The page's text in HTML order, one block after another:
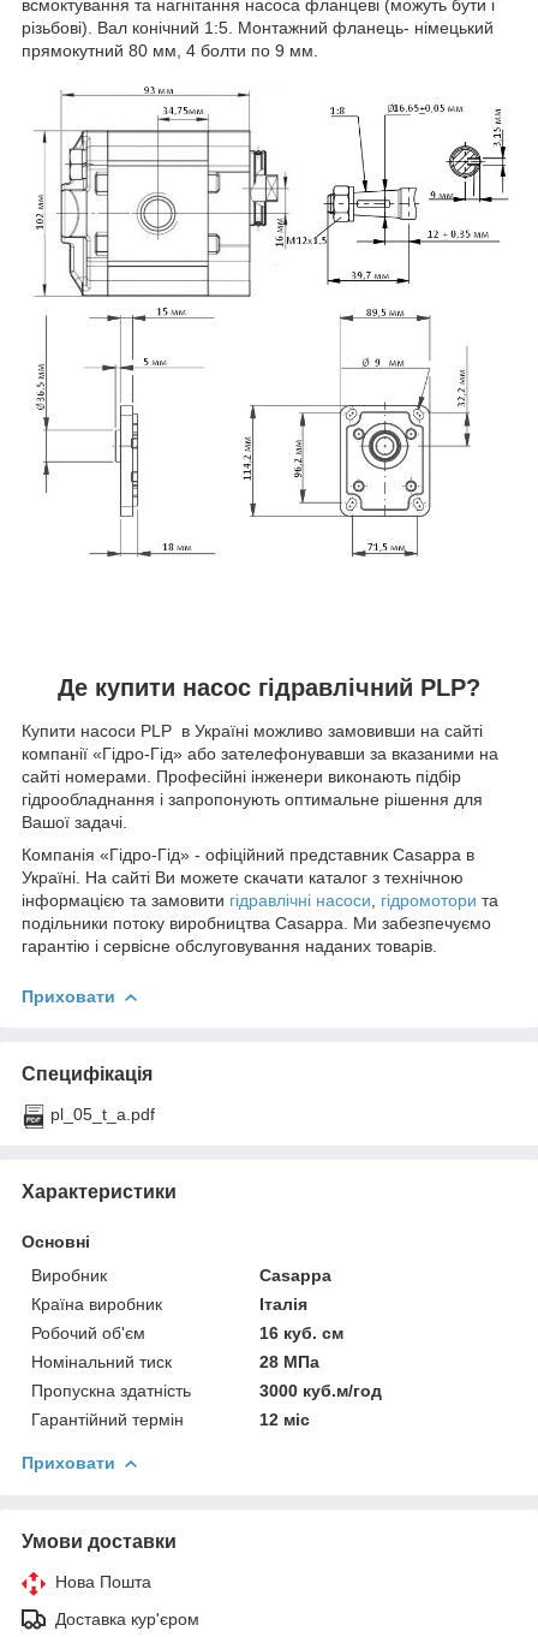
всмоктування та нагнітання насоса фланцеві (можуть бути і
різьбові). Вал конічний 1:5. Монтажний фланець- німецький
прямокутний 80 мм, 4 болти по 9 мм.
Де купити насос гідравлічний PLP?
Купити насоси PLP в Україні можливо замовивши на сайті
компанії «Гідро-Гід» або зателефонувавши за вказаними на
сайті номерами. Професійні інженери виконають підбір
гідрообладнання і запропонують оптимальне рішення для
Вашої задачі.
Компанія «Гідро-Гід» - офіційний представник Casappa в
Україні. На сайті Ви можете скачати каталог з технічною
інформацією та замовити гідравлічні насоси гідромотори та
подільники потоку виробництва Casappa. Ми забезпечуємо
гарантію і сервісне обслуговування наданих товарів.
Приховати
Специфікація
pl_05_t_a.pdf
Характеристики
Основні
Виробник
Casappa
Країна виробник
Італія
Робочий об'єм
16 куб. см
Номінальний тиск
28 МПа
Пропускна здатність
3000 куб.м/год
Гарантійний термін
12 міс
Приховати
Умови доставки
Нова Пошта
Доставка кур'єром